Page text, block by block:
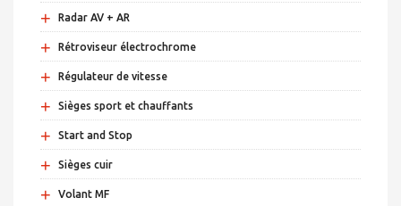
+ Radar AV + AR
+ Rétroviseur électrochrome
+ Régulateur de vitesse
+ Sièges sport et chauffants
+ Start and Stop
+ Sièges cuir
+ Volant MF